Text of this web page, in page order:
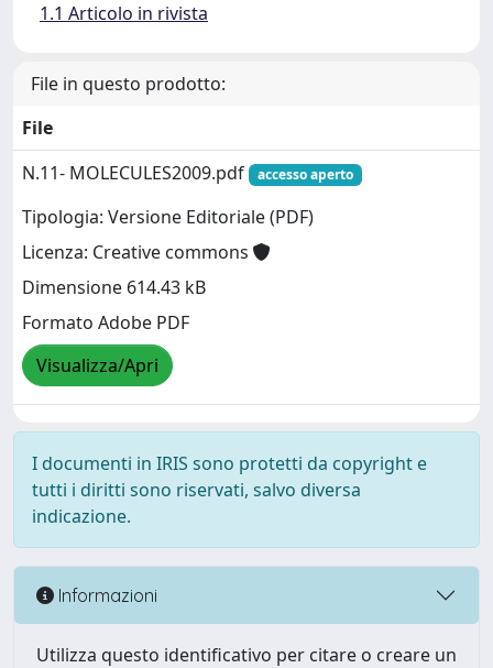
1.1 Articolo in rivista
File in questo prodotto:
File
N.11- MOLECULES2009.pdf
accesso aperto
Tipologia: Versione Editoriale (PDF)
Licenza: Creative commons
Dimensione 614.43 kB
Formato Adobe PDF
Visualizza/Apri
I documenti in IRIS sono protetti da copyright e
tutti i diritti sono riservati, salvo diversa
indicazione.
Informazioni
Utilizza questo identificativo per citare o creare un